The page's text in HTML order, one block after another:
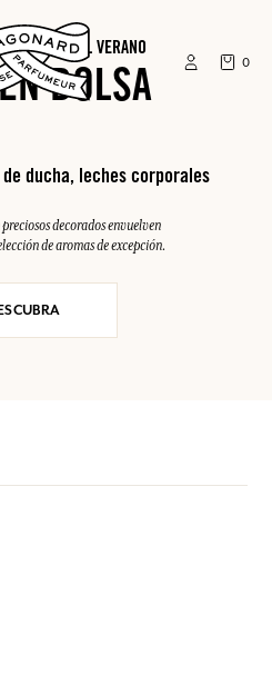
0
PARA EL VERANO
BOLSA
ducha, leches corporales
decorados envuelven
de aromas de excepción.